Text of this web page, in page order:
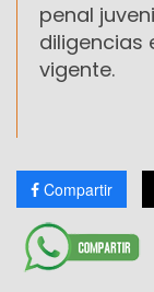
penal
diligencias
vigente.
Compartir